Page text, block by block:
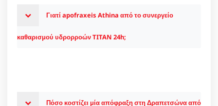
Γιατί apofraxeis Athina από το συνεργείο
καθαρισμού υδρορροών TITAN 24h;
Πόσο κοστίζει μία απόφραξη στη Δραπετσώνα από